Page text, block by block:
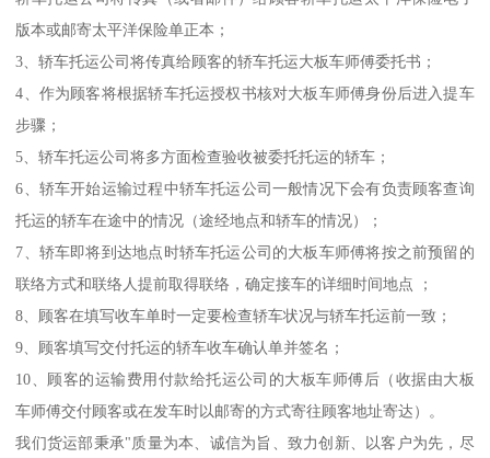
版本或邮寄太平洋保险单正本；
3、轿车托运公司将传真给顾客的轿车托运大板车师傅委托书；
4、作为顾客将根据轿车托运授权书核对大板车师傅身份后进入提车
步骤；
5、轿车托运公司将多方面检查验收被委托托运的轿车；
6、轿车开始运输过程中轿车托运公司一般情况下会有负责顾客查询
托运的轿车在途中的情况（途经地点和轿车的情况）；
7、轿车即将到达地点时轿车托运公司的大板车师傅将按之前预留的
联络方式和联络人提前取得联络，确定接车的详细时间地点 ；
8、顾客在填写收车单时一定要检查轿车状况与轿车托运前一致；
9、顾客填写交付托运的轿车收车确认单并签名；
10、顾客的运输费用付款给托运公司的大板车师傅后（收据由大板
车师傅交付顾客或在发车时以邮寄的方式寄往顾客地址寄达）。
我们货运部秉承"质量为本、诚信为旨、致力创新、以客户为先，尽